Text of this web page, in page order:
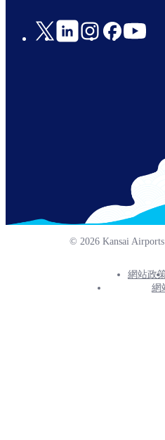
Social
© 2026 Kansai
Footer
網站政
網